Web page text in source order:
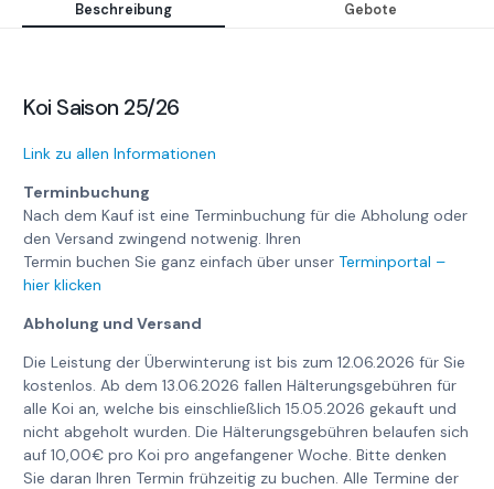
Beschreibung Gebote
Koi Saison 25/26
Link zu allen Informationen
Terminbuchung
Nach dem Kauf ist eine Terminbuchung für die Abholung oder
den Versand zwingend notwenig. Ihren
Termin buchen Sie ganz einfach über unserTerminportal –
hier klicken
Abholung und Versand
Die Leistung der Überwinterung ist bis zum 12.06.2026 für Sie
kostenlos. Ab dem 13.06.2026 fallen Hälterungsgebühren für
alle Koi an, welche bis einschließlich 15.05.2026 gekauft und
nicht abgeholt wurden. Die Hälterungsgebühren belaufen sich
auf 10,00€ pro Koi pro angefangener Woche. Bitte denken
Sie daran Ihren Termin frühzeitig zu buchen. Alle Termine der